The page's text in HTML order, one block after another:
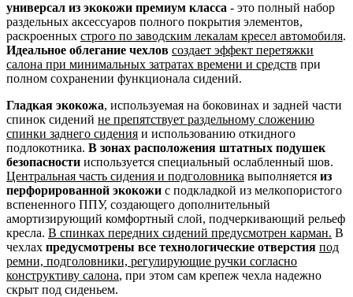
универсал из экокожи премиум класса - это полный набор
раздельных аксессуаров полного покрытия элементов,
раскроенных строго по заводским лекалам кресел автомобиля.
Идеальное облегание чехлов создает эффект перетяжки
салона при минимальных затратах времени и средств при
полном сохранении функционала сидений.
Гладкая экокожа, используемая на боковинах и задней части
спинок сидений не препятствует раздельному сложению
спинки заднего сидения и использованию откидного
подлокотника. В зонах расположения штатных подушек
безопасности используется специальный ослабленный шов.
Центральная часть сидения и подголовника выполняется из
перфорированной экокожи с подкладкой из мелкопористого
вспененного ППУ, создающего дополнительный
амортизирующий комфортный слой, подчеркивающий рельеф
кресла. В спинках передних сидений предусмотрен карман. В
чехлах предусмотрены все технологические отверстия под
ремни, подголовники, регулирующие ручки согласно
конструктиву салона, при этом сам крепеж чехла надежно
скрыт под сиденьем.